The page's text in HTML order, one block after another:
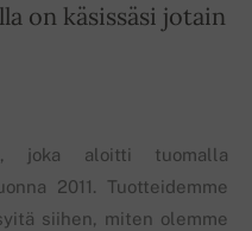
on käsissäsi jotain
joka aloitti tuomalla
2011. Tuotteidemme
siihen, miten olemme